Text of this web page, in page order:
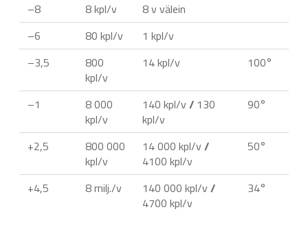
–8
8 kpl/v
8 v välein
–6
80 kpl/v
1 kpl/v
–3,5
800
kpl/v
14 kpl/v 100°
–1
8 000
kpl/v
140 kpl/v/ 130
kpl/v
90°
+2,5
800 000
kpl/v
14 000 kpl/v/
4100 kpl/v
50°
+4,5 8 milj./v 140 000 kpl/v/
4700 kpl/v
34°